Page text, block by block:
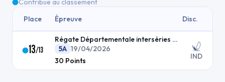
Contribue au classement
Place
Épreuve Disc.
13/13
Régate Départementale interséries dériveur
5A 19/04/2026
30 Points IND